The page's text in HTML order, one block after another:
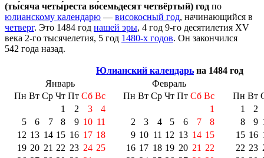
(ты́сяча четы́реста во́семьдесят четвёртый) год по
юлианскому календарю — високосный год, начинающийся в
четверг. Это 1484 год нашей эры, 4 год 9-го десятилетия XV
века 2-го тысячелетия, 5 год 1480-х годов. Он закончился
542 года назад.
Юлианский календарь на 1484 год
Январь
Пн Вт Ср Чт Пт Сб Вс
1
2 3
4
5
6 7 8 9 10 11
12 13 14 15 16 17 18
19 20 21 22 23 24 25
Февраль
Пн Вт Ср Чт Пт Сб Вс
1
2
3 4 5 6 7
8
9 10 11 12 13 14 15
16 17 18 19 20 21 22
Пн Вт
1
2
8
9
15 16
22 23